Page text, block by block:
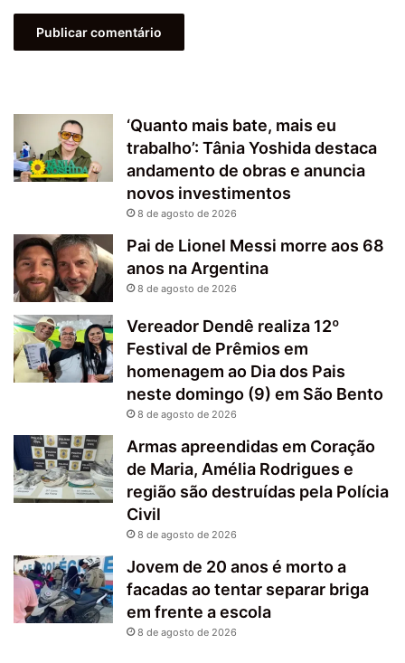
‘Quanto mais bate, mais eu
trabalho’: Tânia Yoshida destaca
andamento de obras e anuncia
novos investimentos
8 de agosto de 2026
Pai de Lionel Messi morre aos 68
anos na Argentina
8 de agosto de 2026
Vereador Dendê realiza 12º
Festival de Prêmios em
homenagem ao Dia dos Pais
neste domingo (9) em São Bento
8 de agosto de 2026
Armas apreendidas em Coração
de Maria, Amélia Rodrigues e
região são destruídas pela Polícia
Civil
8 de agosto de 2026
Jovem de 20 anos é morto a
facadas ao tentar separar briga
em frente a escola
8 de agosto de 2026